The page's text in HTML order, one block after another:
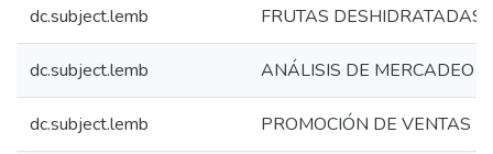
dc.subject.lemb FRUTAS DESHIDRATADAS
dc.subject.lemb ANÁLISIS DE MERCADEO
dc.subject.lemb PROMOCIÓN DE VENTAS